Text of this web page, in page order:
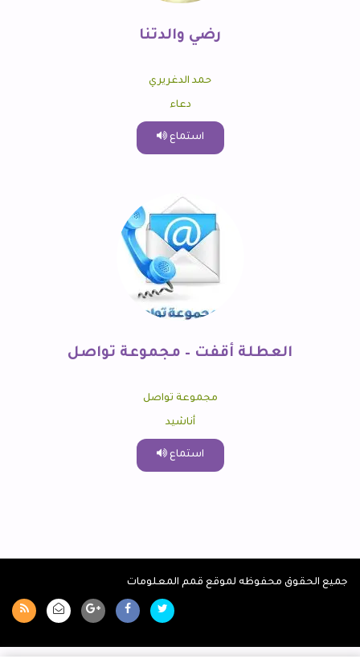
رضي والدتنا
حمد الدغريري
دعاء
استماع
العطلة أقفت – مجموعة تواصل
مجموعة تواصل
أناشيد
استماع
جميع الحقوق محفوظه لموقع قمم المعلومات